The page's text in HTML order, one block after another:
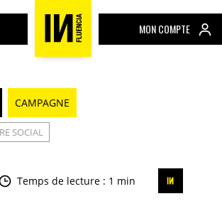
MON COMPTE
CAMPAGNE
SOCIAL
Temps de lecture : 1 min